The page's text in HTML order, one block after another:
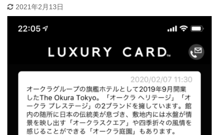
2021年2月13日